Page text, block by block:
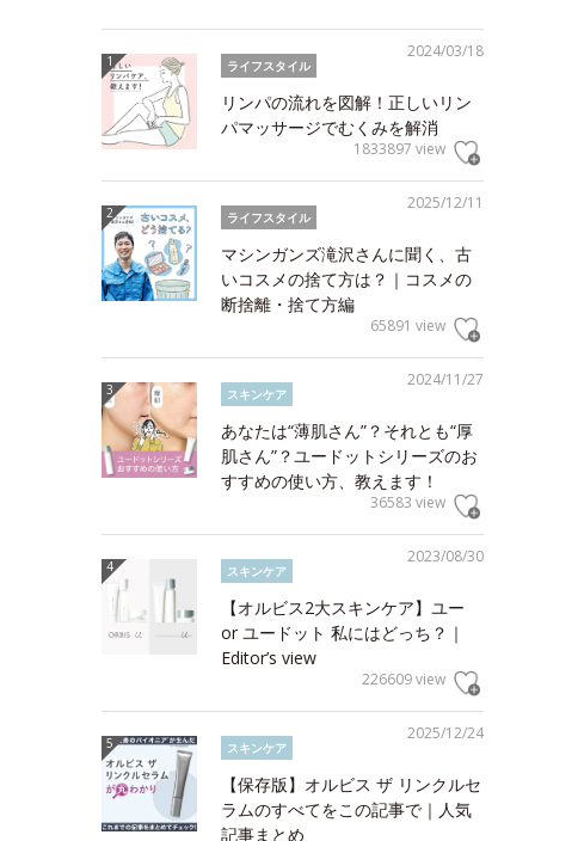
2024/03/18
ライフスタイル
リンパの流れを図解！正しいリン
パマッサージでむくみを解消
1833897 view
2025/12/11
ライフスタイル
マシンガンズ滝沢さんに聞く、古
いコスメの捨て方は？｜コスメの
断捨離・捨て方編
65891 view
2024/11/27
スキンケア
あなたは“薄肌さん”？それとも“厚
肌さん”？ユードットシリーズのお
すすめの使い方、教えます！
36583 view
2023/08/30
スキンケア
【オルビス2大スキンケア】ユー
or ユードット 私にはどっち？｜
Editor’s view
226609 view
2025/12/24
スキンケア
【保存版】オルビス ザ リンクルセ
ラムのすべてをこの記事で｜人気
記事まとめ